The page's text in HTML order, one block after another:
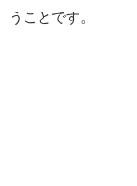
うことです。